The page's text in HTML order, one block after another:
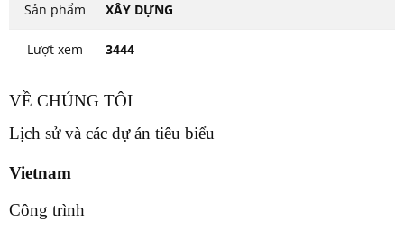
Sản phẩm XÂY DỰNG
Lượt xem 3444
VỀ CHÚNG TÔI
Lịch sử và các dự án tiêu biểu
Vietnam
Công trình